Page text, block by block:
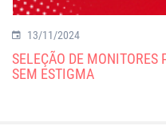
13/11/2024
SELEÇÃO DE MONITORES
SEM ESTIGMA